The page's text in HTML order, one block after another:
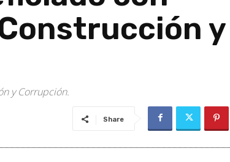
y
y Corrupción.
Share